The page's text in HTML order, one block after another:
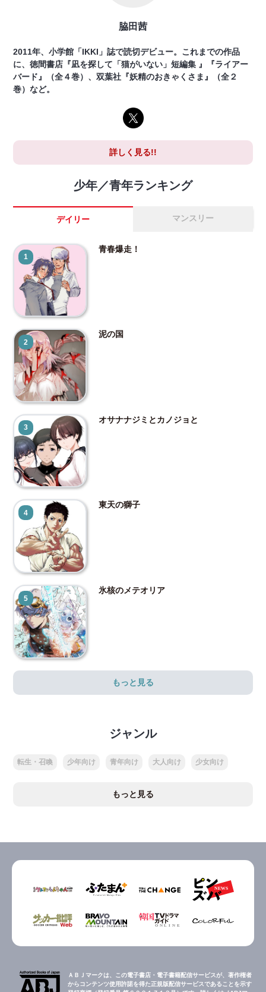
脇田茜
2011年、小学館「IKKI」誌で読切デビュー。これまでの作品
に、徳間書店『凪を探して「猫がいない」短編集 』『ライアー
バード』（全４巻）、双葉社『妖精のおきゃくさま』（全２
巻）など。
詳しく見る!!
少年／青年ランキング
デイリー マンスリー
1
青春爆走！
2
泥の国
3
オサナナジミとカノジョと
4
東天の獅子
5
氷核のメテオリア
もっと見る
ジャンル
転生・召喚 少年向け 青年向け 大人向け 少女向け
もっと見る
ＡＢＪマークは、この電子書店・電子書籍配信サービスが、著作権者
からコンテンツ使用許諾を得た正規版配信サービスであることを示す